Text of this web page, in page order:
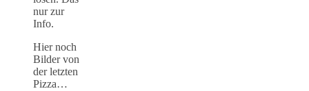
nur zur
Info.
Hier noch
Bilder von
der letzten
Pizza…